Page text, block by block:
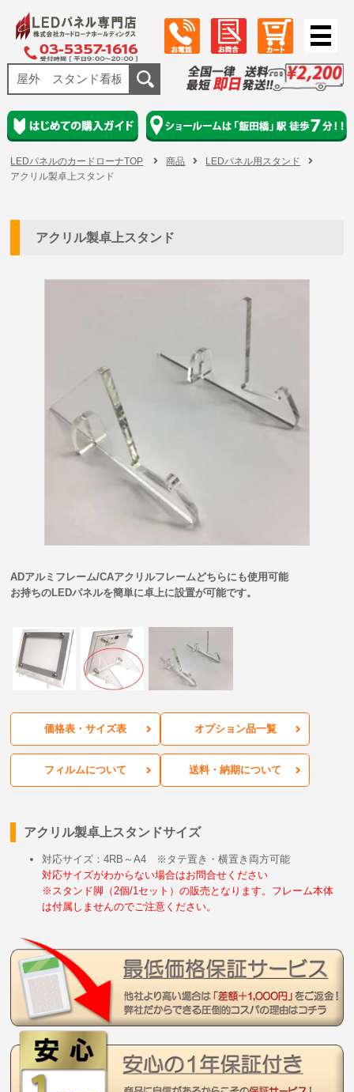
LEDパネルのカードローナTOP 商品
LEDパネル用スタンド
アクリル製卓上スタンド
アクリル製卓上スタンド
ADアルミフレーム/CAアクリルフレームどちらにも使用可能
お持ちのLEDパネルを簡単に卓上に設置が可能です。
価格表・サイズ表 オプション品一覧
フィルムについて 送料・納期について
アクリル製卓上スタンドサイズ
対応サイズ：4RB～A4 ※タテ置き・横置き両方可能
対応サイズがわからない場合はお問合せください
※スタンド脚（2個/1セット）の販売となります。フレーム本体
は付属しませんのでご注意ください。